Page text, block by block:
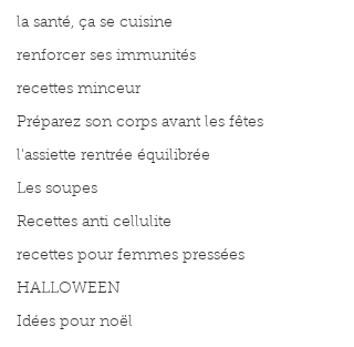
la santé, ça se cuisine
renforcer ses immunités
recettes minceur
Préparez son corps avant les fêtes
l'assiette rentrée équilibrée
Les soupes
Recettes anti cellulite
recettes pour femmes pressées
HALLOWEEN
Idées pour noël